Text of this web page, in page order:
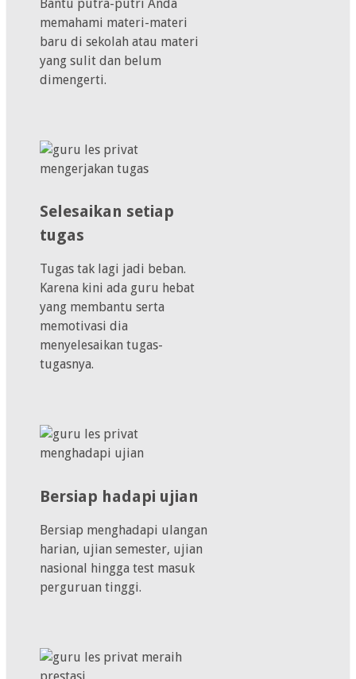
Bantu putra-putri Anda
memahami materi-materi
baru di sekolah atau materi
yang sulit dan belum
dimengerti.
Selesaikan setiap
tugas
Tugas tak lagi jadi beban.
Karena kini ada guru hebat
yang membantu serta
memotivasi dia
menyelesaikan tugas-
tugasnya.
Bersiap hadapi ujian
Bersiap menghadapi ulangan
harian, ujian semester, ujian
nasional hingga test masuk
perguruan tinggi.